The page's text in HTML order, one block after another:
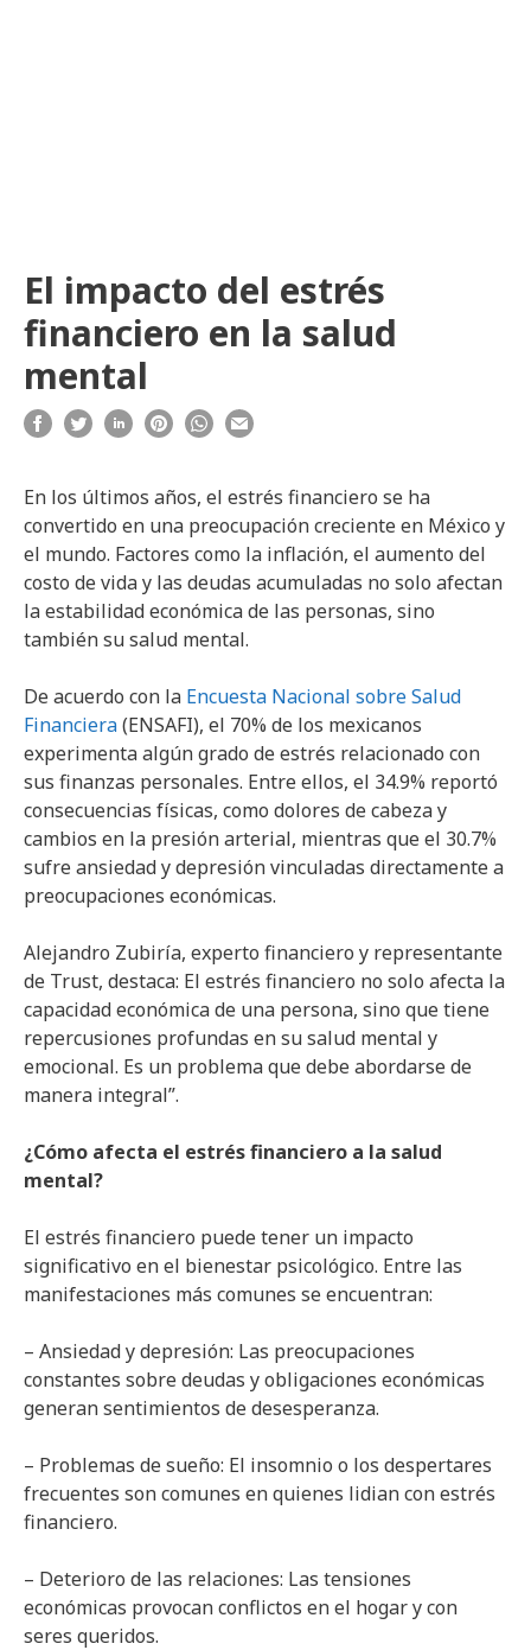
El impacto del estrés
financiero en la salud
mental
En los últimos años, el estrés financiero se ha
convertido en una preocupación creciente en México y
el mundo. Factores como la inflación, el aumento del
costo de vida y las deudas acumuladas no solo afectan
la estabilidad económica de las personas, sino
también su salud mental.
De acuerdo con la Encuesta Nacional sobre Salud
Financiera(ENSAFI), el 70% de los mexicanos
experimenta algún grado de estrés relacionado con
sus finanzas personales. Entre ellos, el 34.9% reportó
consecuencias físicas, como dolores de cabeza y
cambios en la presión arterial, mientras que el 30.7%
sufre ansiedad y depresión vinculadas directamente a
preocupaciones económicas.
Alejandro Zubiría, experto financiero y representante
de Trust, destaca: El estrés financiero no solo afecta la
capacidad económica de una persona, sino que tiene
repercusiones profundas en su salud mental y
emocional. Es un problema que debe abordarse de
manera integral”.
¿Cómo afecta el estrés financiero a la salud
mental?
El estrés financiero puede tener un impacto
significativo en el bienestar psicológico. Entre las
manifestaciones más comunes se encuentran:
– Ansiedad y depresión: Las preocupaciones
constantes sobre deudas y obligaciones económicas
generan sentimientos de desesperanza.
– Problemas de sueño: El insomnio o los despertares
frecuentes son comunes en quienes lidian con estrés
financiero.
– Deterioro de las relaciones: Las tensiones
económicas provocan conflictos en el hogar y con
seres queridos.